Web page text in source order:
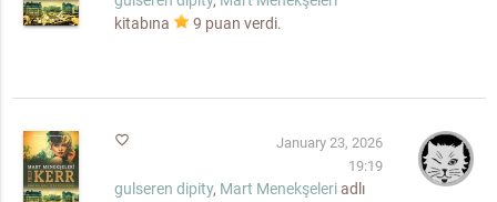
kitabına
9 puan verdi.
favorite_border
January 23, 2026
19:19
gulseren dipity, Mart Menekşeleri adlı